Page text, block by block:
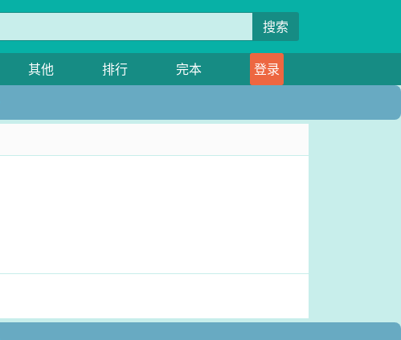
搜索
其他 排行 完本 登录